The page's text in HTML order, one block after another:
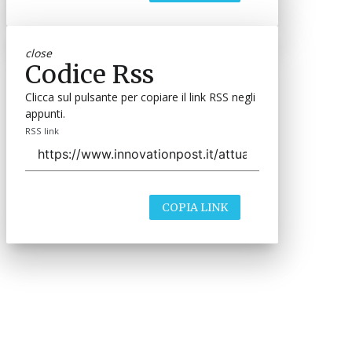
close
Codice Rss
Clicca sul pulsante per copiare il link RSS negli
appunti.
RSS link
COPIA LINK